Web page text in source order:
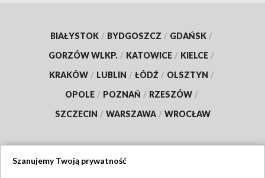
BIAŁYSTOK / BYDGOSZCZ / GDAŃSK /
GORZÓW WLKP. / KATOWICE / KIELCE /
KRAKÓW / LUBLIN / ŁÓDŹ / OLSZTYN /
OPOLE / POZNAŃ / RZESZÓW /
SZCZECIN / WARSZAWA / WROCŁAW
Szanujemy Twoją prywatność